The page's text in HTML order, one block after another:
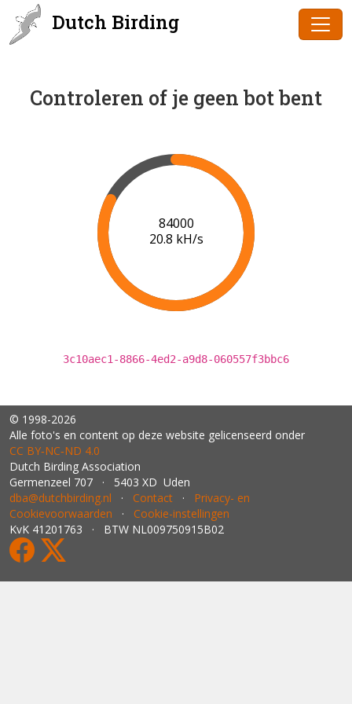
Dutch Birding
Controleren of je geen bot bent
86000
20.9 kH/s
3c10aec1-8866-4ed2-a9d8-060557f3bbc6
© 1998-2026
Alle foto's en content op deze website gelicenseerd onder
CC BY‑NC‑ND 4.0
Dutch Birding Association
Germenzeel 707 · 5403 XD Uden
dba@dutchbirding.nl · Contact · Privacy- en
Cookievoorwaarden · Cookie-instellingen
KvK 41201763 · BTW NL009750915B02